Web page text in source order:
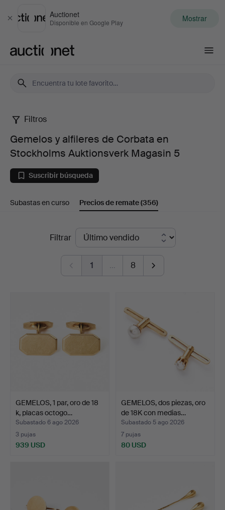
Cerrar
Auctionet
Disponible en Google Play Mostrar
Gemelos
alfileres
de
Stockholms
Magasin
Filtros
Gemelos y alfileres de Corbata en
Stockholms Auktionsverk Magasin 5
Suscribir búsqueda
Subastas en curso Precios de remate(356)
Filtrar
1 … 8
GEMELOS, 1 par, oro de 18
k, placas octogo…
Subastado 6 ago 2026
3 pujas
939 USD
GEMELOS, dos piezas, oro
de 18K con medias…
Subastado 5 ago 2026
7 pujas
80 USD